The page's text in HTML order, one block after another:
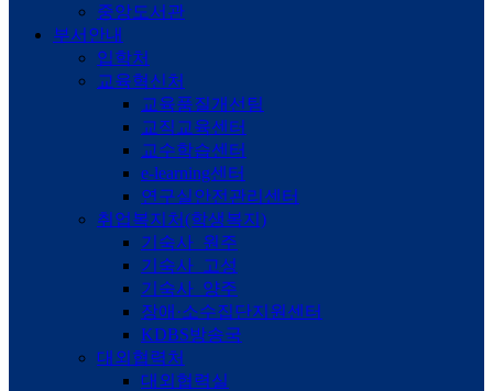
중앙도서관
부서안내
입학처
교육혁신처
교육품질개선팀
교직교육센터
교수학습센터
e-learning센터
연구실안전관리센터
취업복지처(학생복지)
기숙사_원주
기숙사_고성
기숙사_양주
장애·소수집단지원센터
KDBS방송국
대외협력처
대외협력실